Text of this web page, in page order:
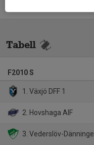
Tabell
F2010 S
1. Växjö DFF 1
2. Hovshaga AIF
3. Vederslöv-Dänningelanda IF